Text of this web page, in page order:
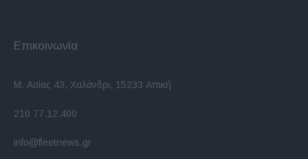
Επικοινωνία
Μ. Ασίας 43, Χαλάνδρι, 15233 Αττική
210 77.12.400
info@fleetnews.gr